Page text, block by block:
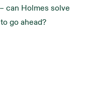
can Holmes solve
go ahead?